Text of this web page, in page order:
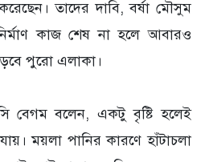
তাদের দাবি, বর্ষা মৌসুম
কাজ শেষ না হলে আবারও
পুরো এলাকা।
বেগম বলেন, একটু বৃষ্টি হলেই
ময়লা পানির কারণে হাঁটাচলা